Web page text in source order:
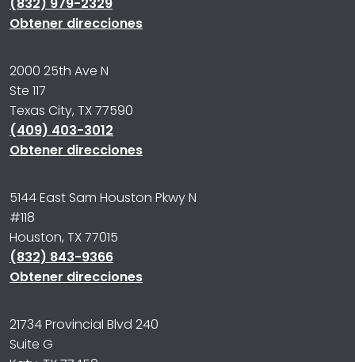
Obtener direcciones
2000 25th Ave N
Ste 117
Texas City, TX 77590
(409) 403-3012
Obtener direcciones
5144 East Sam Houston Pkwy N
#118
Houston, TX 77015
(832) 843-9366
Obtener direcciones
21734 Provincial Blvd 240
Suite G